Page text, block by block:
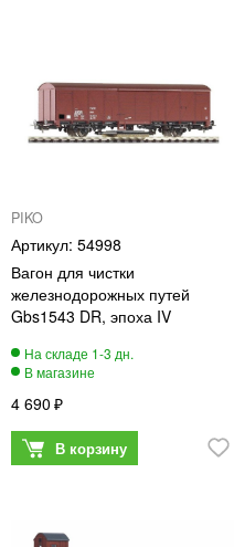
PIKO
54998
Вагон для чистки
железнодорожных путей
Gbs1543 DR, эпоха IV
4 690